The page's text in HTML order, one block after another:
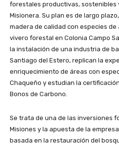
forestales productivas, sostenibles
Misionera. Su plan es de largo
madera de calidad con especies
vivero forestal en Colonia Campo
la instalación de una industria de
Santiago del Estero, replican la
enriquecimiento de áreas con
Chaqueño y estudian la
Bonos de Carbono.
Se trata de una de las inversiones
Misiones y la apuesta de la
basada en la restauración del